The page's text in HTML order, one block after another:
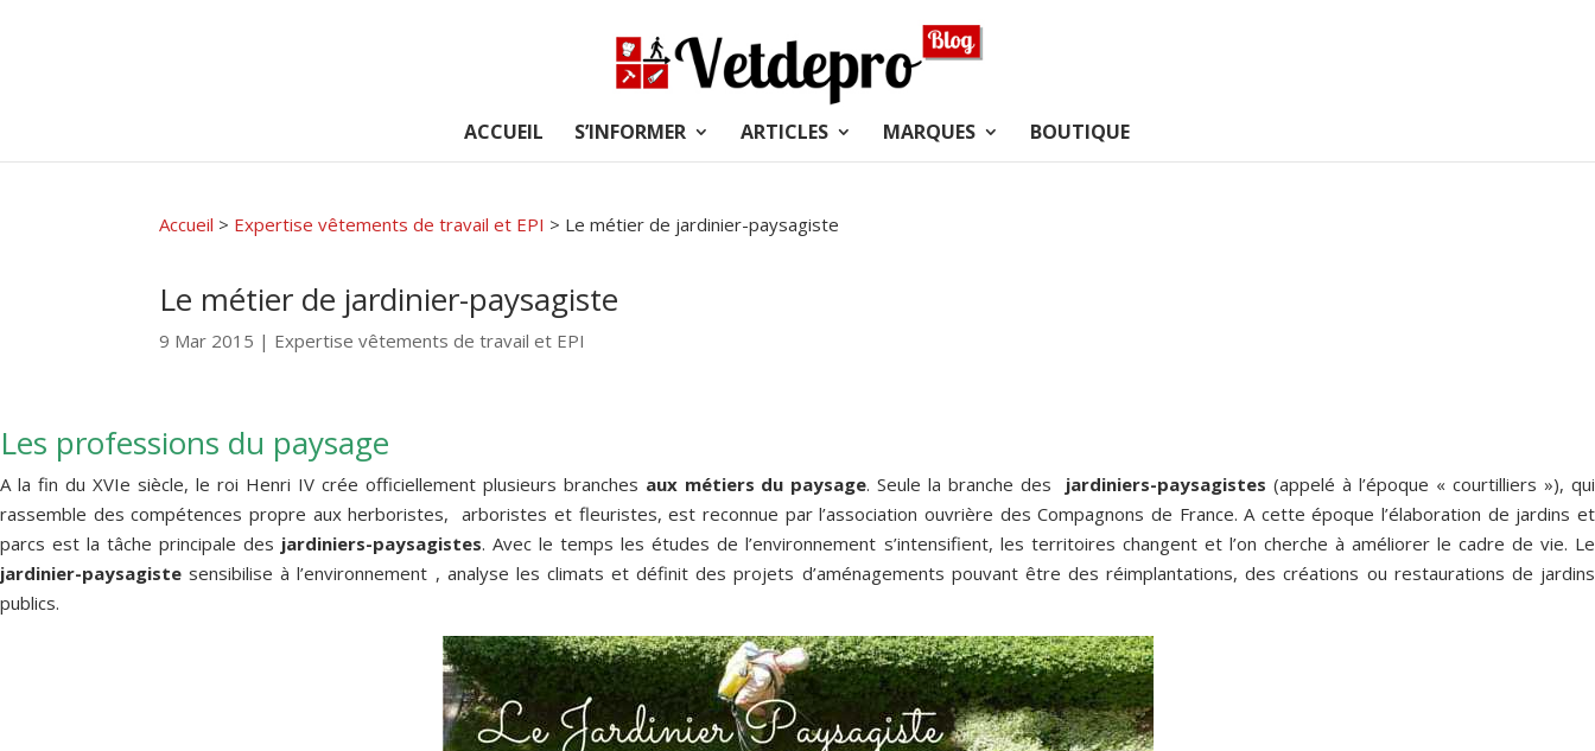
ACCUEIL S’INFORMER ARTICLES MARQUES BOUTIQUE
Accueil > Expertise vêtements de travail et EPI > Le métier de jardinier-paysagiste
Le métier de jardinier-paysagiste
9 Mar 2015 | Expertise vêtements de travail et EPI
Les professions du paysage
A la fin du XVIe siècle, le roi Henri IV crée officiellement plusieurs branches aux métiers du paysage. Seule la branche des jardiniers-paysagistes (appelé à l’époque « courtilliers »), qui
rassemble des compétences propre aux herboristes, arboristes et fleuristes, est reconnue par l’association ouvrière des Compagnons de France. A cette époque l’élaboration de jardins et
parcs est la tâche principale des jardiniers-paysagistes. Avec le temps les études de l’environnement s’intensifient, les territoires changent et l’on cherche à améliorer le cadre de vie. Le
jardinier-paysagiste sensibilise à l’environnement , analyse les climats et définit des projets d’aménagements pouvant être des réimplantations, des créations ou restaurations de jardins
publics.